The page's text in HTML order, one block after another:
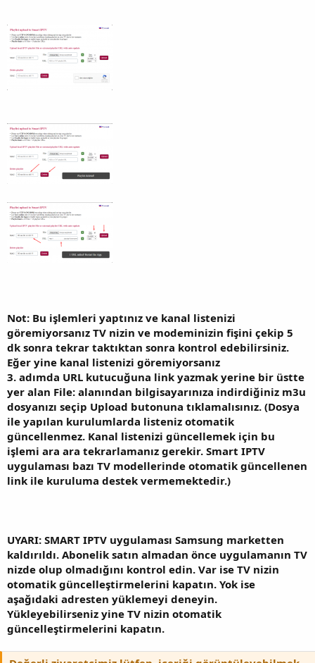
Not: Bu işlemleri yaptınız ve kanal listenizi
göremiyorsanız TV nizin ve modeminizin fişini çekip 5
dk sonra tekrar taktıktan sonra kontrol edebilirsiniz.
Eğer yine kanal listenizi göremiyorsanız
3. adımda URL kutucuğuna link yazmak yerine bir üstte
yer alan File: alanından bilgisayarınıza indirdiğiniz m3u
dosyanızı seçip Upload butonuna tıklamalısınız. (Dosya
ile yapılan kurulumlarda listeniz otomatik
güncellenmez. Kanal listenizi güncellemek için bu
işlemi ara ara tekrarlamanız gerekir. Smart IPTV
uygulaması bazı TV modellerinde otomatik güncellenen
link ile kuruluma destek vermemektedir.)
UYARI: SMART IPTV uygulaması Samsung marketten
kaldırıldı. Abonelik satın almadan önce uygulamanın TV
nizde olup olmadığını kontrol edin. Var ise TV nizin
otomatik güncelleştirmelerini kapatın. Yok ise
aşağıdaki adresten yüklemeyi deneyin.
Yükleyebilirseniz yine TV nizin otomatik
güncelleştirmelerini kapatın.